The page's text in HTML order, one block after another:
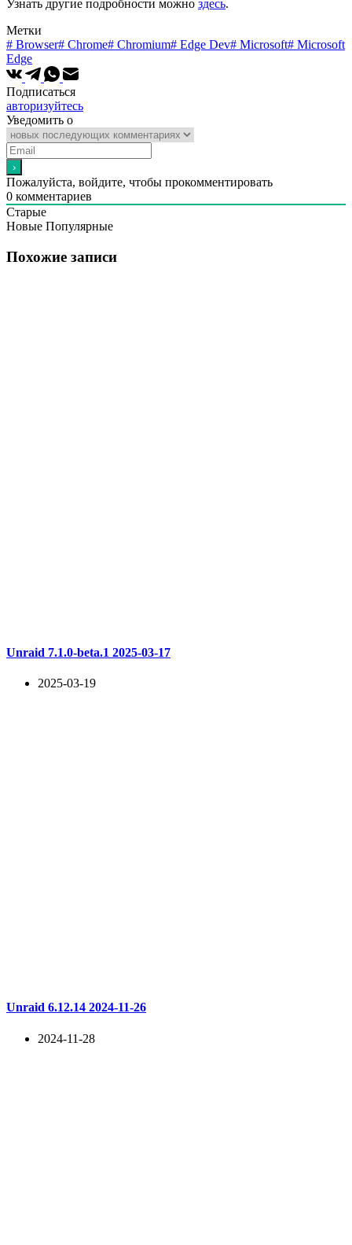
Узнать другие подробности можно здесь.
Метки
# Browser# Chrome# Chromium# Edge Dev# Microsoft# Microsoft
Edge
Подписаться
авторизуйтесь
Уведомить о
Пожалуйста, войдите, чтобы прокомментировать
0 комментариев
Старые
Новые Популярные
Похожие записи
Unraid 7.1.0-beta.1 2025-03-17
2025-03-19
Unraid 6.12.14 2024-11-26
2024-11-28